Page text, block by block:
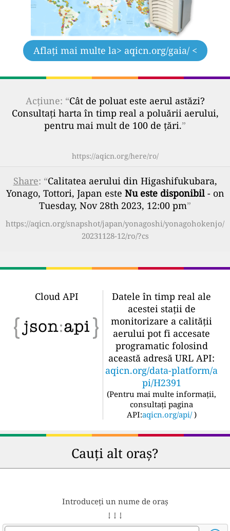
Aflați mai multe la> aqicn.org/gaia/ <
Acțiune: “Cât de poluat este aerul astăzi?
Consultați harta în timp real a poluării aerului,
pentru mai mult de 100 de țări.”
https://aqicn.org/here/ro/
Share: “Calitatea aerului din Higashifukubara,
Yonago, Tottori, Japan este Nu este disponibil- on
Tuesday, Nov 28th 2023, 12:00 pm”
https://aqicn.org/snapshot/japan/yonagoshi/yonagohokenjo/
20231128-12/ro/?cs
Cloud API
Datele în timp real ale
acestei stații de
monitorizare a calității
aerului pot fi accesate
programatic folosind
această adresă URL API:
aqicn.org/data-platform/a
pi/H2391
(Pentru mai multe informații,
consultați pagina
API:aqicn.org/api/ )
Cauți alt oraș?
Introduceți un nume de oraș
↓ ↓ ↓